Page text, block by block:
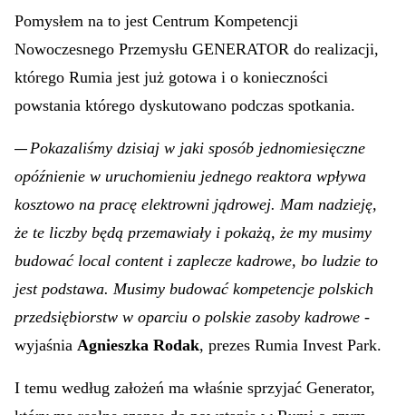
tej pracy tutaj nie zabraknie, będzie ona dobrze płatna
zaznaczaMarcin Kaczmarek, starosta wejherowski.
Pomysłem na to jest Centrum Kompetencji
Nowoczesnego Przemysłu GENERATOR do realizacji,
którego Rumia jest już gotowa i o konieczności
powstania którego dyskutowano podczas spotkania.
—Pokazaliśmy dzisiaj w jaki sposób jednomiesięczne
opóźnienie w uruchomieniu jednego reaktora wpływa
kosztowo na pracę elektrowni jądrowej. Mam nadzieję,
że te liczby będą przemawiały i pokażą, że my musimy
budować local content i zaplecze kadrowe, bo ludzie to
jest podstawa. Musimy budować kompetencje polskich
przedsiębiorstw w oparciu o polskie zasoby kadrowe-
wyjaśnia Agnieszka Rodak, prezes Rumia Invest Park.